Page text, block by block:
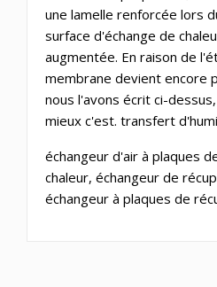
une lamelle renforcée lors
surface d'échange de
augmentée. En raison de
membrane devient encore
nous l'avons écrit ci-
mieux c'est. transfert
échangeur d'air à plaques
chaleur, échangeur de
échangeur à plaques de